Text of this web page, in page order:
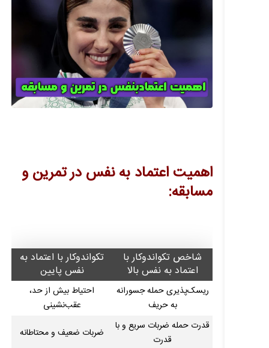
اهمیت اعتماد به نفس در تمرین و
مسابقه:
شاخص تکواندوکار با
اعتماد به نفس بالا
تکواندوکار با اعتماد به
نفس پایین
ریسک‌پذیری حمله جسورانه
به حریف
احتیاط بیش از حد،
عقب‌نشینی
قدرت حمله ضربات سریع و با
قدرت
ضربات ضعیف و محتاطانه